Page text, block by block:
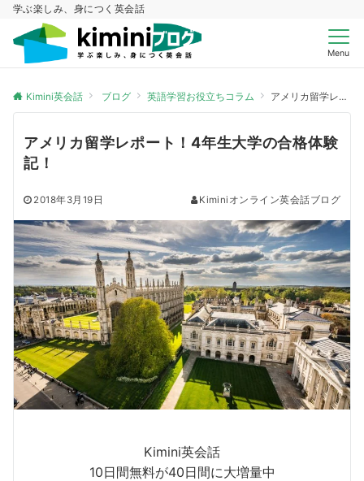
学ぶ楽しみ、身につく英会話
Menu
Kimini英会話 ブログ 英語学習お役立ちコラム アメリカ留学レポート！4年生大学の合格体験記！
アメリカ留学レポート！4年生大学の合格体験
記！
2018年3月19日 Kiminiオンライン英会話ブログ
Kimini英会話
10日間無料が40日間に大増量中